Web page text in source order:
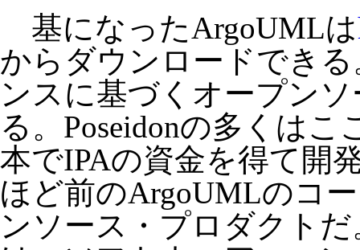
基になったArgoUMLは
からダウンロードでき
ンスに基づくオープン
る。Poseidonの多くは
本でIPAの資金を得て開
ほど前のArgoUMLのコ
ンソース・プロダクト